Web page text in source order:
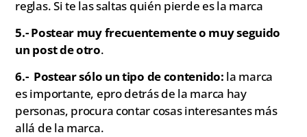
reglas. Si te las saltas quién pierde es la marca
5.- Postear muy frecuentemente o muy seguido
un post de otro.
6.- Postear sólo un tipo de contenido: la marca
es importante, epro detrás de la marca hay
personas, procura contar cosas interesantes más
allá de la marca.